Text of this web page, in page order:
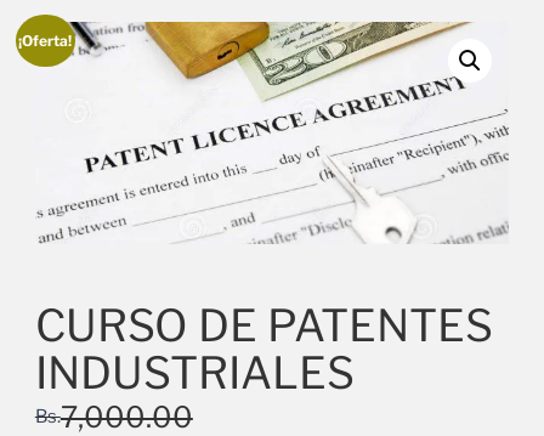
¡Oferta!
CURSO DE PATENTES
INDUSTRIALES
Bs.7,000.00